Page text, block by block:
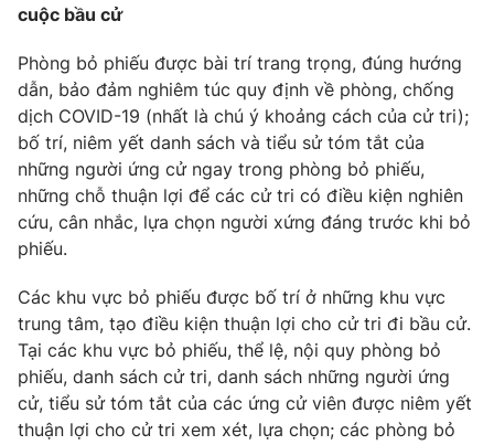
cuộc bầu cử
Phòng bỏ phiếu được bài trí trang trọng, đúng hướng
dẫn, bảo đảm nghiêm túc quy định về phòng, chống
dịch COVID-19 (nhất là chú ý khoảng cách của cử tri);
bố trí, niêm yết danh sách và tiểu sử tóm tắt của
những người ứng cử ngay trong phòng bỏ phiếu,
những chỗ thuận lợi để các cử tri có điều kiện nghiên
cứu, cân nhắc, lựa chọn người xứng đáng trước khi bỏ
phiếu.
Các khu vực bỏ phiếu được bố trí ở những khu vực
trung tâm, tạo điều kiện thuận lợi cho cử tri đi bầu cử.
Tại các khu vực bỏ phiếu, thể lệ, nội quy phòng bỏ
phiếu, danh sách cử tri, danh sách những người ứng
cử, tiểu sử tóm tắt của các ứng cử viên được niêm yết
thuận lợi cho cử tri xem xét, lựa chọn; các phòng bỏ